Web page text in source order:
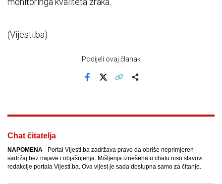
(Vijesti.ba)
Podijeli ovaj članak
Chat čitatelja
NAPOMENA - Portal Vijesti.ba zadržava pravo da obriše neprimjeren
sadržaj bez najave i objašnjenja. Mišljenja iznešena u chatu nisu stavovi
redakcije portala Vijesti.ba. Ova vijest je sada dostupna samo za čitanje.